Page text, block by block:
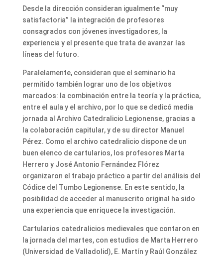
Desde la dirección consideran igualmente “muy
satisfactoria” la integración de profesores
consagrados con jóvenes investigadores, la
experiencia y el presente que trata de avanzar las
líneas del futuro.
Paralelamente, consideran que el seminario ha
permitido también lograr uno de los objetivos
marcados: la combinación entre la teoría y la práctica,
entre el aula y el archivo, por lo que se dedicó media
jornada al Archivo Catedralicio Legionense, gracias a
la colaboración capitular, y de su director Manuel
Pérez. Como el archivo catedralicio dispone de un
buen elenco de cartularios, los profesores Marta
Herrero y José Antonio Fernández Flórez
organizaron el trabajo práctico a partir del análisis del
Códice del Tumbo Legionense. En este sentido, la
posibilidad de acceder al manuscrito original ha sido
una experiencia que enriquece la investigación.
Cartularios catedralicios medievales que contaron en
la jornada del martes, con estudios de Marta Herrero
(Universidad de Valladolid), E. Martín y Raúl González